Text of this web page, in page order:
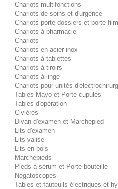
Chariots multifonctions
Chariots de soins et d'urgence
Chariots porte-dossiers et porte-
Chariots à pharmacie
Chariots
Chariots en acier inox
Chariots à tablettes
Chariots à tiroirs
Chariots à linge
Chariots pour unités
Tables Mayo et Porte-cupules
Tables d'opération
Civières
Divan d'examen et Marchepied
Lits d'examen
Lits valise
Lits en bois
Marchepieds
Pieds à sérum et Porte-bouteille
Négatoscopes
Tables et fauteuils électriques et